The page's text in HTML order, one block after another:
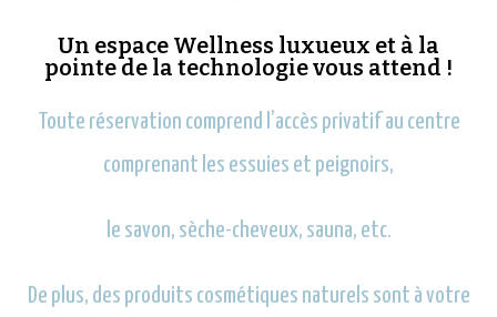
Un espace Wellness luxueux et à la
pointe de la technologie vous attend !
Toute réservation comprend l’accès privatif au centre
comprenant les essuies et peignoirs,
le savon, sèche-cheveux, sauna, etc.
De plus, des produits cosmétiques naturels sont à votre